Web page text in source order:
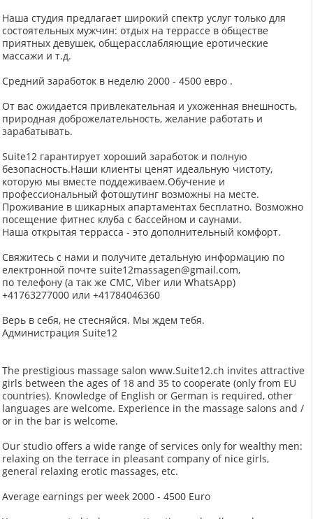
Наша студия предлагает широкий спектр услуг только для
состоятельных мужчин: отдых на террассе в обществе
приятных девушек, общерасслабляющие еротические
массажи и т.д.
Средний заработок в неделю 2000 - 4500 евро .
От вас ожидается привлекательная и ухоженная внешность,
природная доброжелательность, желание работать и
зарабатывать.
Suite12 гарантирует хороший заработок и полную
безопасность.Наши клиенты ценят идеальную чистоту,
которую мы вместе поддеживаем.Обучение и
профессиональный фотошутинг возможны на месте.
Проживание в шикарных апартаментах бесплатно. Возможно
посещение фитнес клуба с бассейном и саунами.
Наша открытая террасса - это дополнительный комфорт.
Свяжитесь с нами и получите детальную информацию по
електронной почте suite12massagen@gmail.com,
по телефону (а так же СМС, Viber или WhatsApp)
+41763277000 или +41784046360
Верь в себя, не стесняйся. Мы ждем тебя.
Администрация Suite12
The prestigious massage salon www.Suite12.ch invites attractive
girls between the ages of 18 and 35 to cooperate (only from EU
countries). Knowledge of English or German is required, other
languages ​​are welcome. Experience in the massage salons and /
or in the bar is welcome.
Our studio offers a wide range of services only for wealthy men:
relaxing on the terrace in pleasant company of nice girls,
general relaxing erotic massages, etc.
Average earnings per week 2000 - 4500 Euro